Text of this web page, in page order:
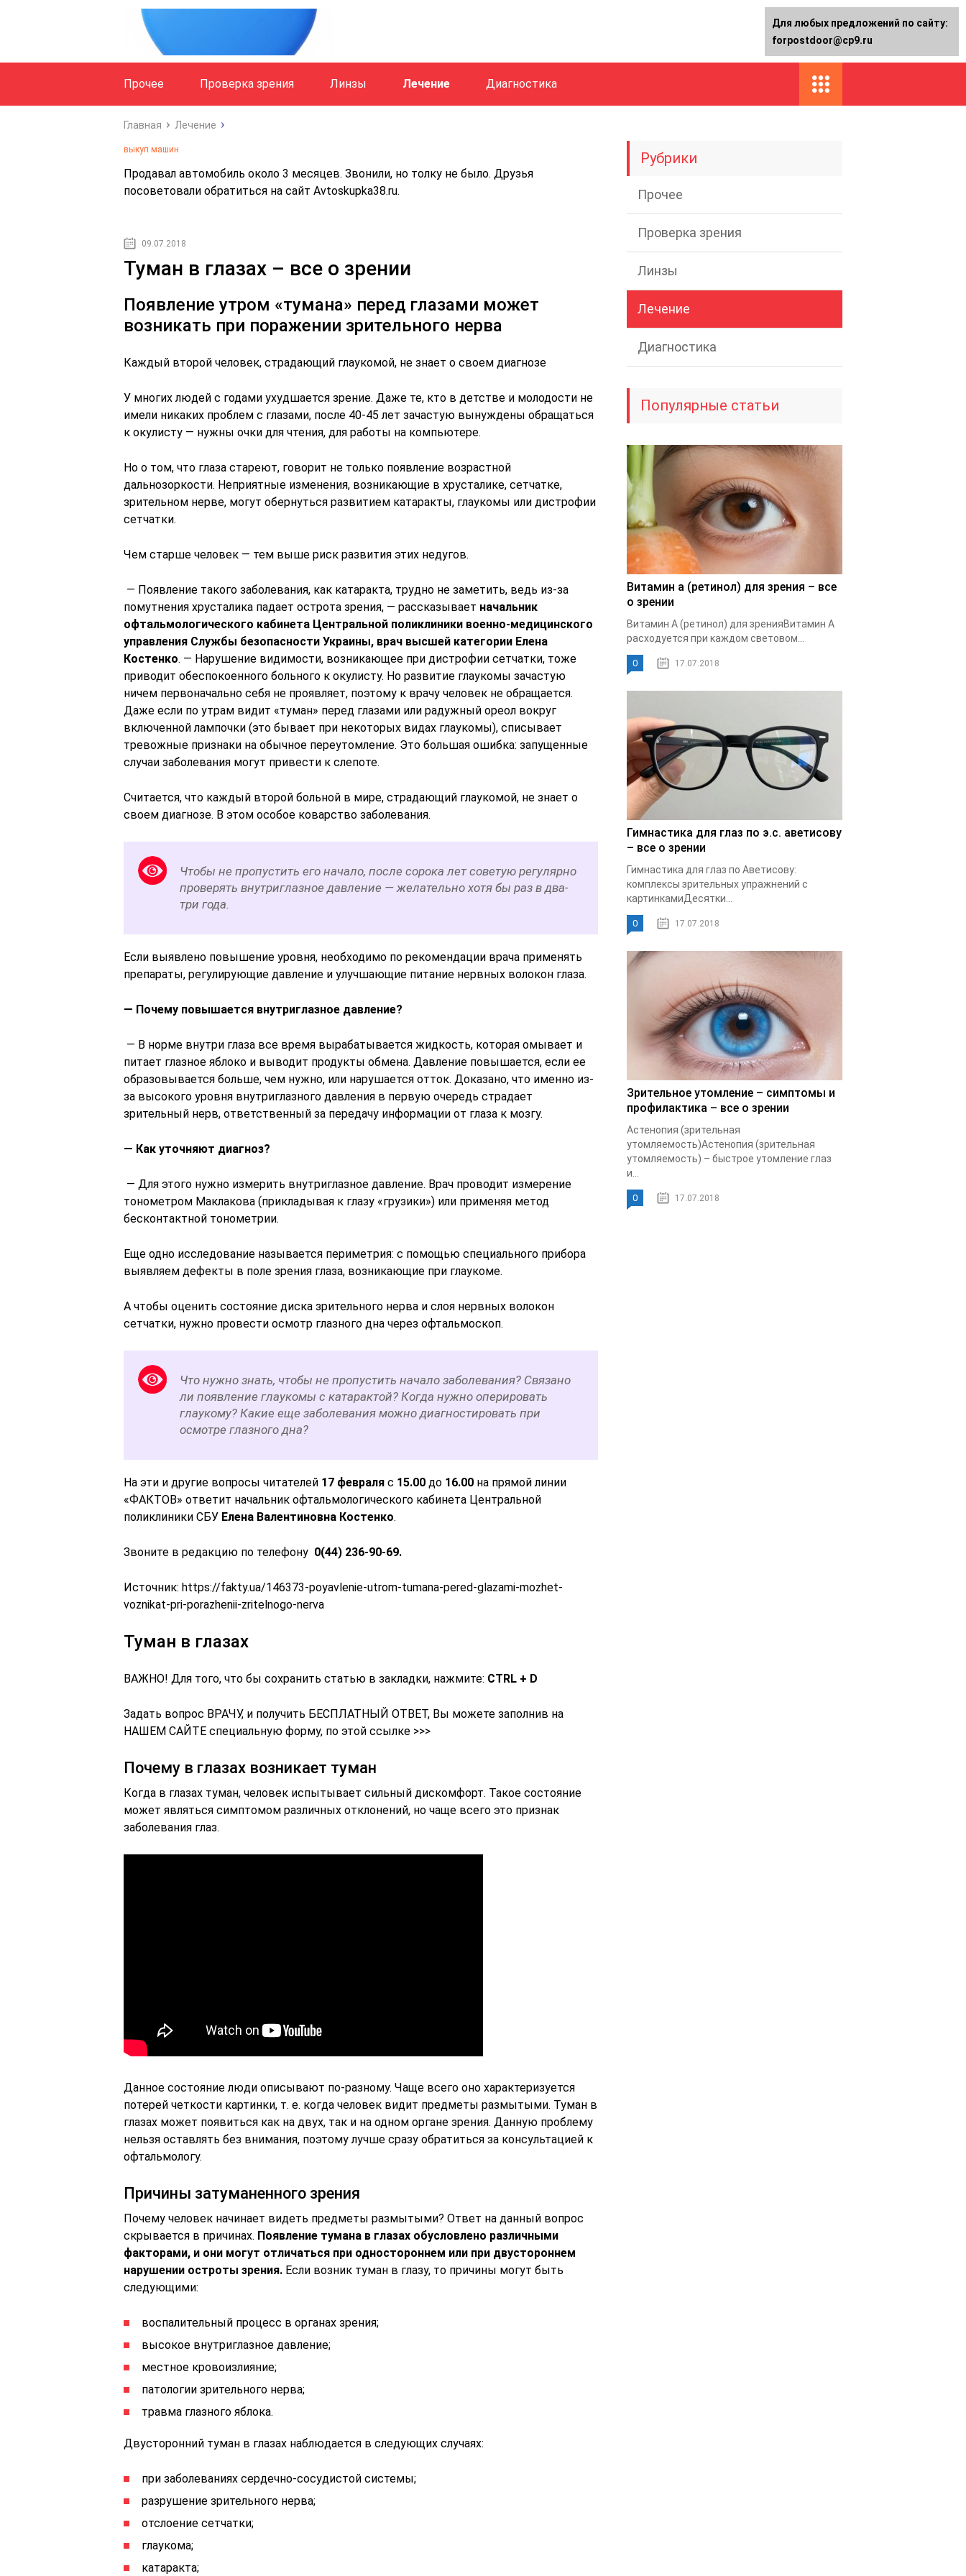
Прочее Проверка зрения Линзы Лечение Диагностика
Главная Лечение
выкуп машин
Продавал автомобиль около 3 месяцев. Звонили, но толку не было. Друзья
посоветовали обратиться на сайт Avtoskupka38.ru.
09.07.2018
Туман в глазах – все о зрении
Появление утром «тумана» перед глазами может
возникать при поражении зрительного нерва
Каждый второй человек, страдающий глаукомой, не знает о своем диагнозе
У многих людей с годами ухудшается зрение. Даже те, кто в детстве и молодости не
имели никаких проблем с глазами, после 40-45 лет зачастую вынуждены обращаться
к окулисту — нужны очки для чтения, для работы на компьютере.
Но о том, что глаза стареют, говорит не только появление возрастной
дальнозоркости. Неприятные изменения, возникающие в хрусталике, сетчатке,
зрительном нерве, могут обернуться развитием катаракты, глаукомы или дистрофии
сетчатки.
Чем старше человек — тем выше риск развития этих недугов.
— Появление такого заболевания, как катаракта, трудно не заметить, ведь из-за
помутнения хрусталика падает острота зрения, — рассказывает начальник
офтальмологического кабинета Центральной поликлиники военно-медицинского
управления Службы безопасности Украины, врач высшей категории Елена
Костенко. — Нарушение видимости, возникающее при дистрофии сетчатки, тоже
приводит обеспокоенного больного к окулисту. Но развитие глаукомы зачастую
ничем первоначально себя не проявляет, поэтому к врачу человек не обращается.
Даже если по утрам видит «туман» перед глазами или радужный ореол вокруг
включенной лампочки (это бывает при некоторых видах глаукомы), списывает
тревожные признаки на обычное переутомление. Это большая ошибка: запущенные
случаи заболевания могут привести к слепоте.
Считается, что каждый второй больной в мире, страдающий глаукомой, не знает о
своем диагнозе. В этом особое коварство заболевания.
Чтобы не пропустить его начало, после сорока лет советую регулярно
проверять внутриглазное давление — желательно хотя бы раз в два-
три года.
Если выявлено повышение уровня, необходимо по рекомендации врача применять
препараты, регулирующие давление и улучшающие питание нервных волокон глаза.
— Почему повышается внутриглазное давление?
— В норме внутри глаза все время вырабатывается жидкость, которая омывает и
питает глазное яблоко и выводит продукты обмена. Давление повышается, если ее
образовывается больше, чем нужно, или нарушается отток. Доказано, что именно из-
за высокого уровня внутриглазного давления в первую очередь страдает
зрительный нерв, ответственный за передачу информации от глаза к мозгу.
— Как уточняют диагноз?
— Для этого нужно измерить внутриглазное давление. Врач проводит измерение
тонометром Маклакова (прикладывая к глазу «грузики») или применяя метод
бесконтактной тонометрии.
Еще одно исследование называется периметрия: с помощью специального прибора
выявляем дефекты в поле зрения глаза, возникающие при глаукоме.
А чтобы оценить состояние диска зрительного нерва и слоя нервных волокон
сетчатки, нужно провести осмотр глазного дна через офтальмоскоп.
Что нужно знать, чтобы не пропустить начало заболевания? Связано
ли появление глаукомы с катарактой? Когда нужно оперировать
глаукому? Какие еще заболевания можно диагностировать при
осмотре глазного дна?
На эти и другие вопросы читателей 17 февраля с 15.00 до 16.00 на прямой линии
«ФАКТОВ» ответит начальник офтальмологического кабинета Центральной
поликлиники СБУ Елена Валентиновна Костенко.
Звоните в редакцию по телефону 0(44) 236-90-69.
Источник: https://fakty.ua/146373-poyavlenie-utrom-tumana-pered-glazami-mozhet-
voznikat-pri-porazhenii-zritelnogo-nerva
Туман в глазах
ВАЖНО! Для того, что бы сохранить статью в закладки, нажмите: CTRL + D
Задать вопрос ВРАЧУ, и получить БЕСПЛАТНЫЙ ОТВЕТ, Вы можете заполнив на
НАШЕМ САЙТЕ специальную форму, по этой ссылке >>>
Почему в глазах возникает туман
Когда в глазах туман, человек испытывает сильный дискомфорт. Такое состояние
может являться симптомом различных отклонений, но чаще всего это признак
заболевания глаз.
Данное состояние люди описывают по-разному. Чаще всего оно характеризуется
потерей четкости картинки, т. е. когда человек видит предметы размытыми. Туман в
глазах может появиться как на двух, так и на одном органе зрения. Данную проблему
нельзя оставлять без внимания, поэтому лучше сразу обратиться за консультацией к
офтальмологу.
Причины затуманенного зрения
Почему человек начинает видеть предметы размытыми? Ответ на данный вопрос
скрывается в причинах. Появление тумана в глазах обусловлено различными
факторами, и они могут отличаться при одностороннем или при двустороннем
нарушении остроты зрения. Если возник туман в глазу, то причины могут быть
следующими:
воспалительный процесс в органах зрения;
высокое внутриглазное давление;
местное кровоизлияние;
патологии зрительного нерва;
травма глазного яблока.
Двусторонний туман в глазах наблюдается в следующих случаях:
при заболеваниях сердечно-сосудистой системы;
разрушение зрительного нерва;
отслоение сетчатки;
глаукома;
катаракта;
Рубрики
Прочее
Проверка зрения
Линзы
Лечение
Диагностика
Популярные статьи
Витамин а (ретинол) для зрения – все
о зрении
Витамин А (ретинол) для зренияВитамин A
расходуется при каждом световом...
0 17.07.2018
Гимнастика для глаз по э.с. аветисову
– все о зрении
Гимнастика для глаз по Аветисову:
комплексы зрительных упражнений с
картинкамиДесятки...
0 17.07.2018
Зрительное утомление – симптомы и
профилактика – все о зрении
Астенопия (зрительная
утомляемость)Астенопия (зрительная
утомляемость) – быстрое утомление глаз
и...
0 17.07.2018
Для любых предложений по сайту:
forpostdoor@cp9.ru